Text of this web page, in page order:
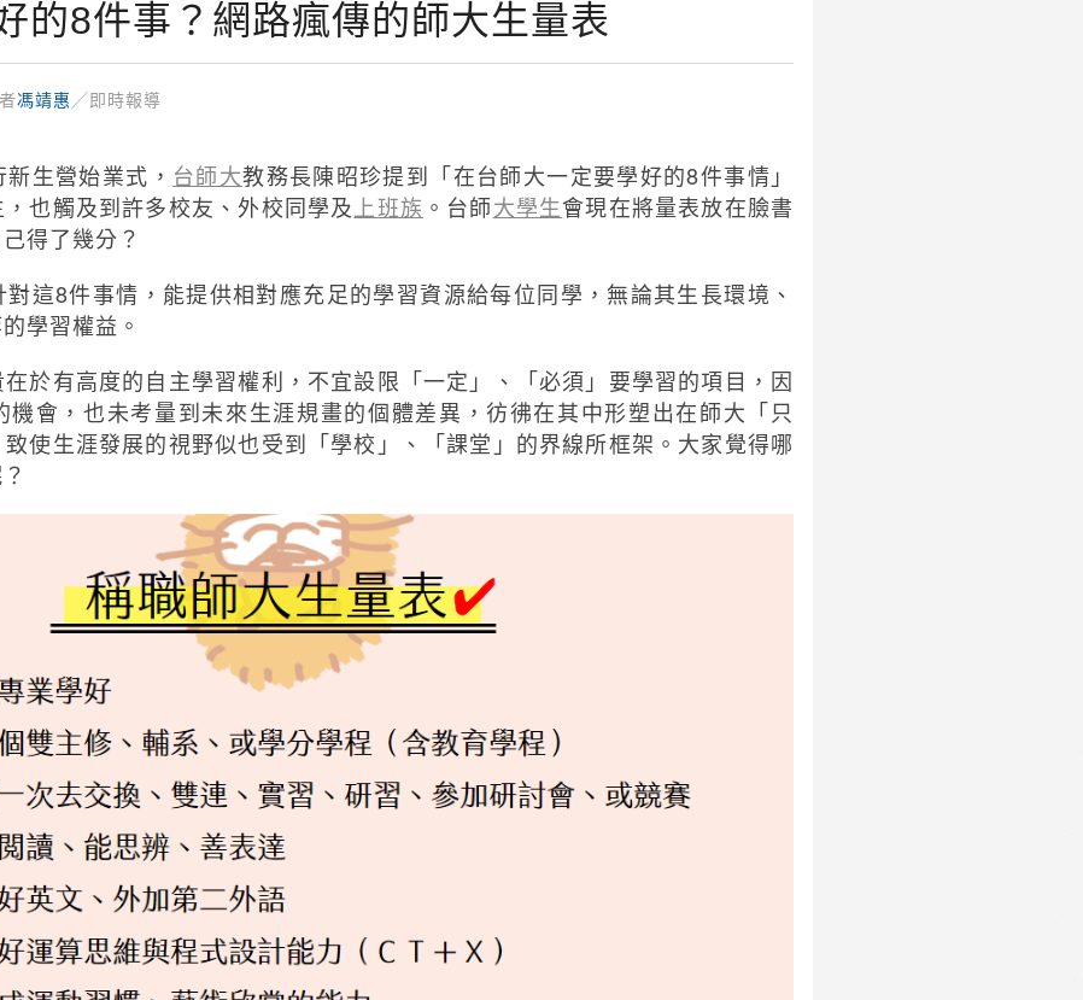
的8件事？網路瘋傳的師大生量表
馮靖惠 ╱即時報導
生營始業式， 台師大教務長陳昭珍提到「在台師大一定要學好的8件事情」
也觸及到許多校友、外校同學及 上班族 。台師大學生會現在將量表放在臉書
得了幾分？
這8件事情，能提供相對應充足的學習資源給每位同學，無論其生長環境、
學習權益。
於有高度的自主學習權利，不宜設限「一定」、「必須」要學習的項目，因
會，也未考量到未來生涯規畫的個體差異，彷彿在其中形塑出在師大「只
使生涯發展的視野似也受到「學校」、「課堂」的界線所框架。大家覺得哪